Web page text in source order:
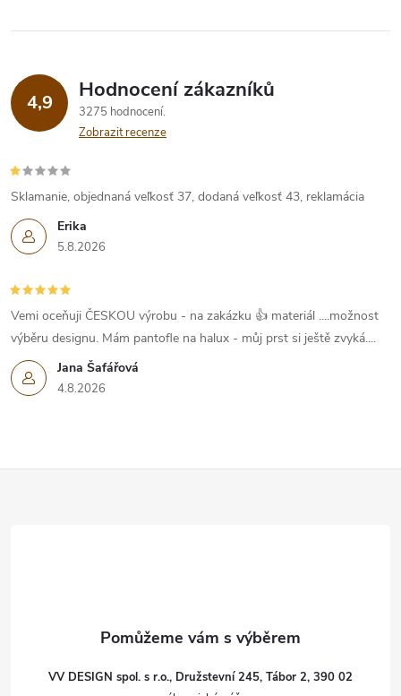
4,9 Hodnocení zákazníků
3275 hodnocení
Zobrazit recenze
Erika
5.8.2026
Sklamanie, objednaná veľkosť 37, dodaná veľkosť 43, reklamácia
Jana Šafářová
4.8.2026
Vemi oceňuji ČESKOU výrobu - na zakázku 👍 materiál ....možnost
výběru designu. Mám pantofle na halux - můj prst si ještě zvyká....
VV DESIGN spol. s r.o., Družstevní 245, Tábor 2, 390 02